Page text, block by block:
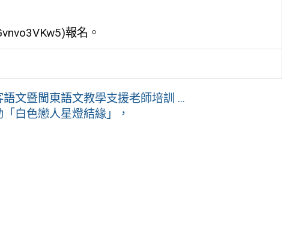
報名。
文暨閩東語文教學支援老師培訓 ...
白色戀人星燈結緣」，